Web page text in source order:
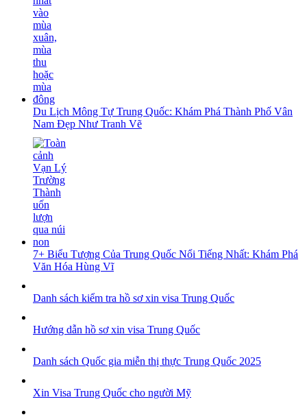
Du Lịch Mông Tự Trung Quốc: Khám Phá Thành Phố Vân
Nam Đẹp Như Tranh Vẽ
7+ Biểu Tượng Của Trung Quốc Nổi Tiếng Nhất: Khám Phá
Văn Hóa Hùng Vĩ
Danh sách kiểm tra hồ sơ xin visa Trung Quốc
Hướng dẫn hồ sơ xin visa Trung Quốc
Danh sách Quốc gia miễn thị thực Trung Quốc 2025
Xin Visa Trung Quốc cho người Mỹ